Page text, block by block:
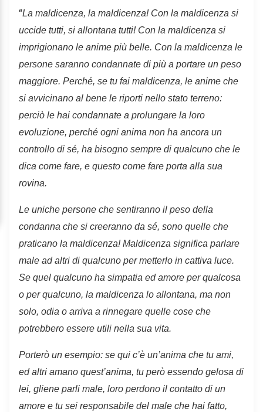
“La maldicenza, la maldicenza! Con la maldicenza si
uccide tutti, si allontana tutti! Con la maldicenza si
imprigionano le anime più belle. Con la maldicenza le
persone saranno condannate di più a portare un peso
maggiore. Perché, se tu fai maldicenza, le anime che
si avvicinano al bene le riporti nello stato terreno:
perciò le hai condannate a prolungare la loro
evoluzione, perché ogni anima non ha ancora un
controllo di sé, ha bisogno sempre di qualcuno che le
dica come fare, e questo come fare porta alla sua
rovina.
Le uniche persone che sentiranno il peso della
condanna che si creeranno da sé, sono quelle che
praticano la maldicenza! Maldicenza significa parlare
male ad altri di qualcuno per metterlo in cattiva luce.
Se quel qualcuno ha simpatia ed amore per qualcosa
o per qualcuno, la maldicenza lo allontana, ma non
solo, odia o arriva a rinnegare quelle cose che
potrebbero essere utili nella sua vita.
Porterò un esempio: se qui c’è un’anima che tu ami,
ed altri amano quest’anima, tu però essendo gelosa di
lei, gliene parli male, loro perdono il contatto di un
amore e tu sei responsabile del male che hai fatto,